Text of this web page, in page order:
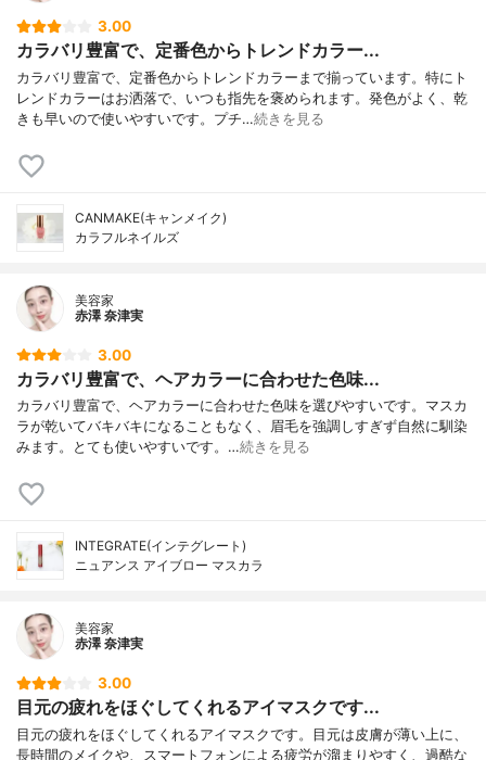
3.00
カラバリ豊富で、定番色からトレンドカラー...
カラバリ豊富で、定番色からトレンドカラーまで揃っています。特にト
レンドカラーはお洒落で、いつも指先を褒められます。発色がよく、乾
きも早いので使いやすいです。プチ…続きを見る
CANMAKE(キャンメイク)
カラフルネイルズ
美容家
赤澤 奈津実
3.00
カラバリ豊富で、ヘアカラーに合わせた色味...
カラバリ豊富で、ヘアカラーに合わせた色味を選びやすいです。マスカ
ラが乾いてバキバキになることもなく、眉毛を強調しすぎず自然に馴染
みます。とても使いやすいです。…続きを見る
INTEGRATE(インテグレート)
ニュアンス アイブロー マスカラ
美容家
赤澤 奈津実
3.00
目元の疲れをほぐしてくれるアイマスクです...
目元の疲れをほぐしてくれるアイマスクです。目元は皮膚が薄い上に、
長時間のメイクや、スマートフォンによる疲労が溜まりやすく、過酷な